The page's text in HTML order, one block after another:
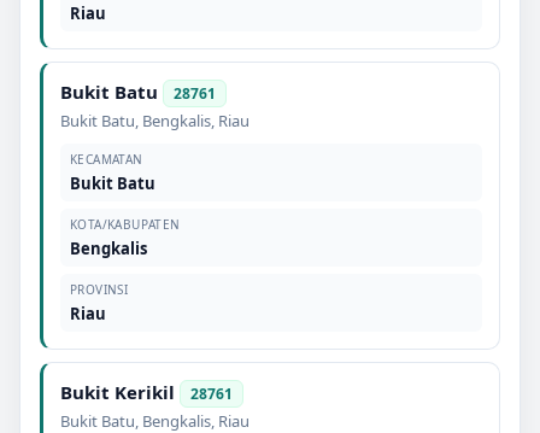
Riau
Bukit Batu 28761
Bukit Batu, Bengkalis, Riau
KECAMATAN
Bukit Batu
KOTA/KABUPATEN
Bengkalis
PROVINSI
Riau
Bukit Kerikil 28761
Bukit Batu, Bengkalis, Riau